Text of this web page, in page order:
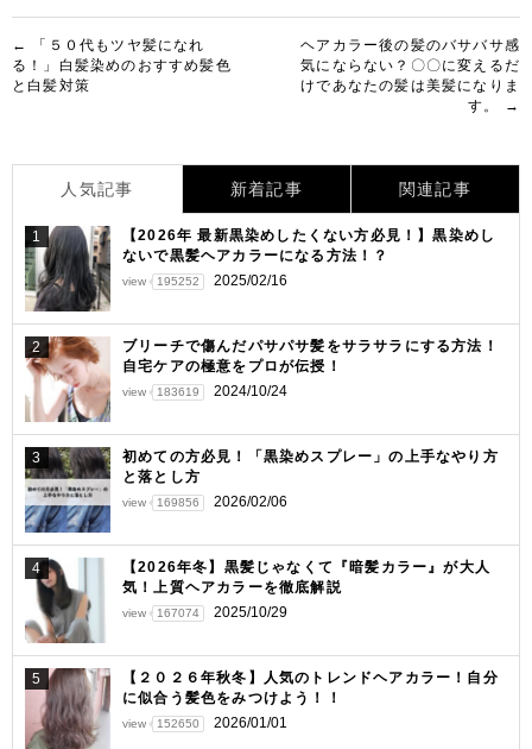
投
稿
ビ
ー
シ
ョ
ン
← 「５０代もツヤ髪になれ
る！」白髪染めのおすすめ髪色
と白髪対策
ヘアカラー後の髪のバサバサ感
気にならない？〇〇に変えるだ
けであなたの髪は美髪になりま
す。 →
人気記事 新着記事 関連記事
1
【2026年 最新黒染めしたくない方必見！】黒染めし
ないで黒髪ヘアカラーになる方法！？
view 195252 2025/02/16
2
ブリーチで傷んだパサパサ髪をサラサラにする方法！
自宅ケアの極意をプロが伝授！
view 183619 2024/10/24
3
初めての方必見！「黒染めスプレー」の上手なやり方
と落とし方
view 169856 2026/02/06
4
【2026年冬】黒髪じゃなくて『暗髪カラー』が大人
気！上質ヘアカラーを徹底解説
view 167074 2025/10/29
5
【２０２６年秋冬】人気のトレンドヘアカラー！自分
に似合う髪色をみつけよう！！
view 152650 2026/01/01